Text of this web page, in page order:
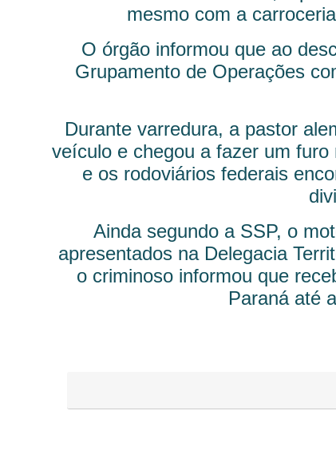
mesmo com a
O órgão informou que ao
Grupamento de Operações
Durante varredura, a pastor
veículo e chegou a fazer um
e os rodoviários federais
Ainda segundo a SSP, o
apresentados na Delegacia
o criminoso informou que
Paraná até